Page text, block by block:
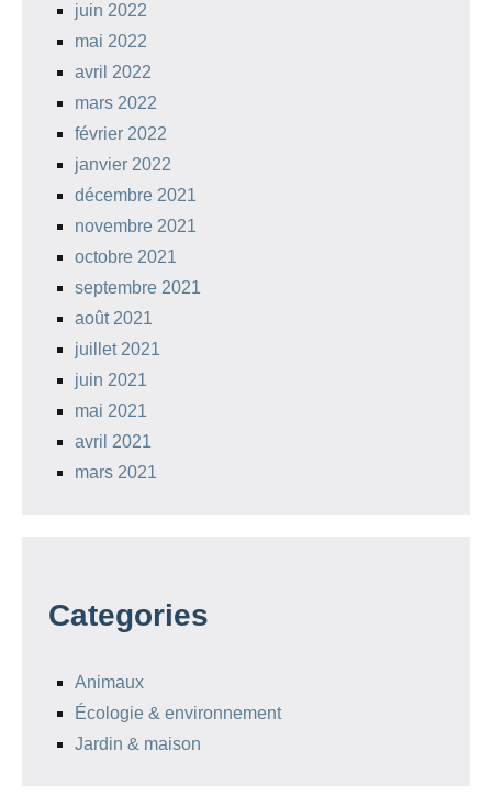
juin 2022
mai 2022
avril 2022
mars 2022
février 2022
janvier 2022
décembre 2021
novembre 2021
octobre 2021
septembre 2021
août 2021
juillet 2021
juin 2021
mai 2021
avril 2021
mars 2021
Categories
Animaux
Écologie & environnement
Jardin & maison